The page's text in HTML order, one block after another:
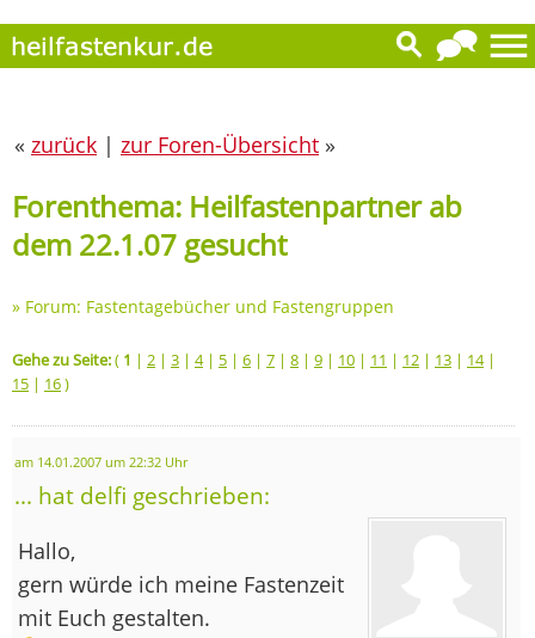
« zurück | zur Foren-Übersicht »
Forenthema: Heilfastenpartner ab
dem 22.1.07 gesucht
» Forum: Fastentagebücher und Fastengruppen
Gehe zu Seite:( 1 | 2 | 3 | 4| 5 | 6 | 7 | 8 | 9 | 10 | 11 | 12 | 13 | 14|
15 | 16)
am 14.01.2007 um 22:32 Uhr
... hat delfi geschrieben:
Hallo,
gern würde ich meine Fastenzeit
mit Euch gestalten.